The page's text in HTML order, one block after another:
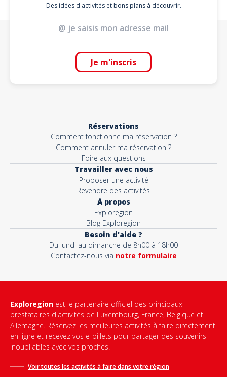
Des idées d'activités et bons plans à découvrir.
Je m'inscris
Réservations
Comment fonctionne ma réservation ?
Comment annuler ma réservation ?
Foire aux questions
Travailler avec nous
Proposer une activité
Revendre des activités
À propos
Exploregion
Blog Exploregion
Besoin d'aide ?
Du lundi au dimanche de 8h00 à 18h00
Contactez-nous via notre formulaire
Exploregion est le partenaire officiel des principaux
prestataires d'activités de Luxembourg, France, Belgique et
Allemagne. Réservez les meilleures activités à faire directement
en ligne et recevez vos e-billets pour partager des souvenirs
inoubliables avec vos proches.
Voir toutes les activités à faire dans votre région